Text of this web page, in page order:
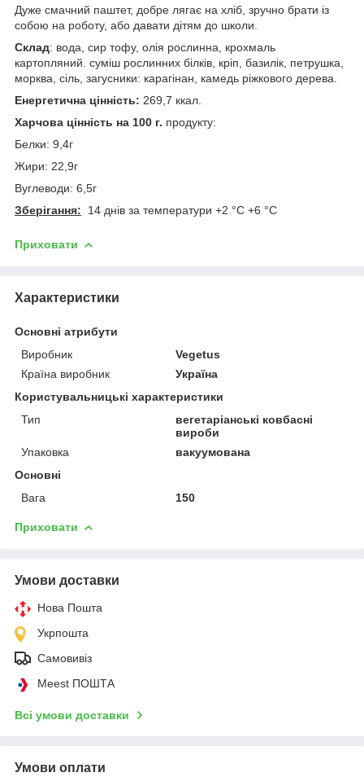
Дуже смачний паштет, добре лягає на хліб, зручно брати із
собою на роботу, або давати дітям до школи.
Склад: вода, сир тофу, олія рослинна, крохмаль
картопляний. суміш рослинних білків, кріп, базилік, петрушка,
морква, сіль, загусники: карагінан, камедь ріжкового дерева.
Енергетична цінність: 269,7 ккал.
Харчова цінність на 100 г. продукту:
Белки: 9,4г
Жири: 22,9г
Вуглеводи: 6,5г
Зберігання:
14 днів за температури +2 °C +6 °C
Приховати
Характеристики
Основні атрибути
Виробник
Vegetus
Країна виробник
Україна
Користувальницькі характеристики
Тип
вегетаріанські ковбасні
вироби
Упаковка
вакуумована
Основні
Вага
150
Приховати
Умови доставки
Нова Пошта
Укрпошта
Самовивіз
Meest ПОШТА
Всі умови доставки
Умови оплати